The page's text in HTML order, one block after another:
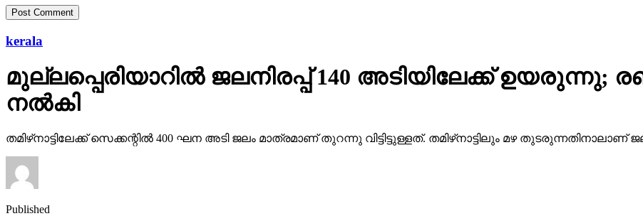
kerala
മുല്ലപ്പെരിയാറില്‍ ജലനിരപ്പ് 140 അടിയിലേക്ക് ഉയരുന്നു;
നൽകി
തമിഴ്‌നാട്ടിലേക്ക് സെക്കന്റില്‍ 400 ഘന അടി ജലം മാത്രമാണ് തുറന്നു വിട്ടിട്ടുള്ളത്. തമിഴ്‌നാട്ടിലും മഴ
Published